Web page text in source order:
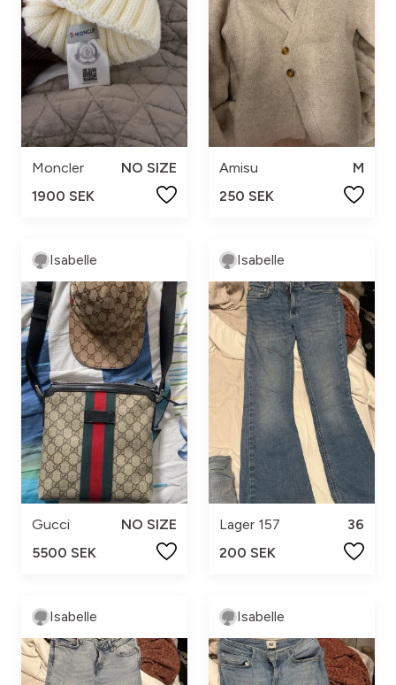
Moncler
NO SIZE
1900 SEK
Amisu
M
250 SEK
Isabelle
Gucci
NO SIZE
5500 SEK
Isabelle
Lager 157
36
200 SEK
Isabelle Isabelle